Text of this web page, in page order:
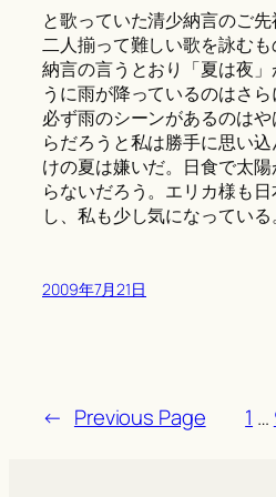
と歌っていた清少納言のご先
二人揃って難しい歌を詠む
納言の言うとおり「夏は夜
うに雨が降っているのはさ
必ず雨のシーンがあるのは
らだろうと私は勝手に思い
けの夏は嫌いだ。日食で太
らないだろう。エリカ様も
し、私も少し気になっている。
2009年7月21日
← Previous Page 1 …